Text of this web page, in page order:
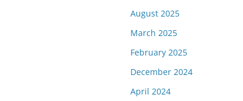
August 2025
March 2025
February 2025
December 2024
April 2024